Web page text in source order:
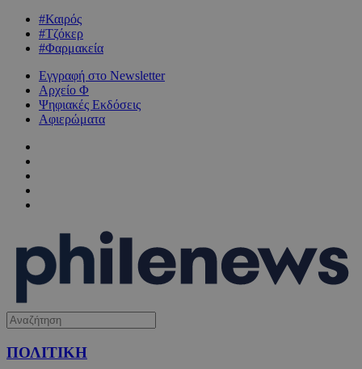
#Καιρός
#Τζόκερ
#Φαρμακεία
Εγγραφή στο Newsletter
Αρχείο Φ
Ψηφιακές Εκδόσεις
Αφιερώματα
ΠΟΛΙΤΙΚΗ